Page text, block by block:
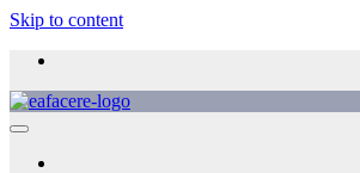
Skip to content